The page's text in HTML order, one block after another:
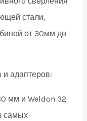
стали,
от 30мм до
и адаптеров:
мм и Weldon 32
самых